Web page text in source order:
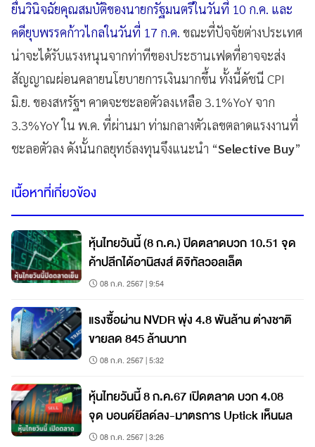
ยื่นวินิจฉัยคุณสมบัติของนายกรัฐมนตรีในวันที่ 10 ก.ค. และ
คดียุบพรรคก้าวไกลในวันที่ 17 ก.ค. ขณะที่ปัจจัยต่างประเทศ
น่าจะได้รับแรงหนุนจากท่าทีของประธานเฟดที่อาจจะส่ง
สัญญาณผ่อนคลายนโยบายการเงินมากขึ้น ทั้งนี้ดัชนี CPI
มิ.ย. ของสหรัฐฯ คาดจะชะลอตัวลงเหลือ 3.1%YoY จาก
3.3%YoY ใน พ.ค. ที่ผ่านมา ท่ามกลางตัวเลขตลาดแรงงานที่
ชะลอตัวลง ดังนั้นกลยุทธ์ลงทุนจึงแนะนำ “Selective Buy”
เนื้อหาที่เกี่ยวข้อง
หุ้นไทยวันนี้ (8 ก.ค.) ปิดตลาดบวก 10.51 จุด
ค้าปลีกได้อานิสงส์ ดิจิทัลวอลเล็ต
08 ก.ค. 2567 | 9:54
แรงซื้อผ่าน NVDR พุ่ง 4.8 พันล้าน ต่างชาติ
ขายลด 845 ล้านบาท
08 ก.ค. 2567 | 5:32
หุ้นไทยวันนี้ 8 ก.ค.67 เปิดตลาด บวก 4.08
จุด บอนด์ยีลด์ลง-มาตรการ Uptick เห็นผล
08 ก.ค. 2567 | 3:26